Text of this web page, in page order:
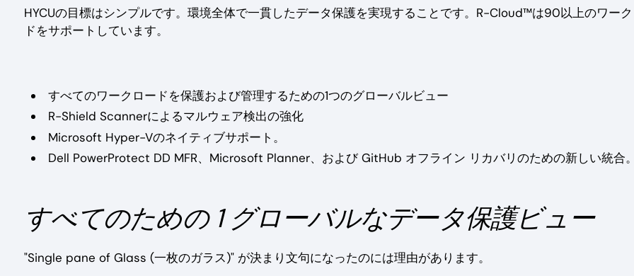
HYCUの目標はシンプルです。環境全体で一貫したデータ保護を実現することです。R-Cloud™は90以上のワー
ドをサポートしています。
すべてのワークロードを保護および管理するための1つのグローバルビュー
R-Shield Scannerによるマルウェア検出の強化
Microsoft Hyper-Vのネイティブサポート。
Dell PowerProtect DD MFR、Microsoft Planner、および GitHub オフライン リカバリのための新しい統合
すべてのための 1 グローバルなデータ保護ビュー
"Single pane of Glass (一枚のガラス)" が決まり文句になったのには理由があります。